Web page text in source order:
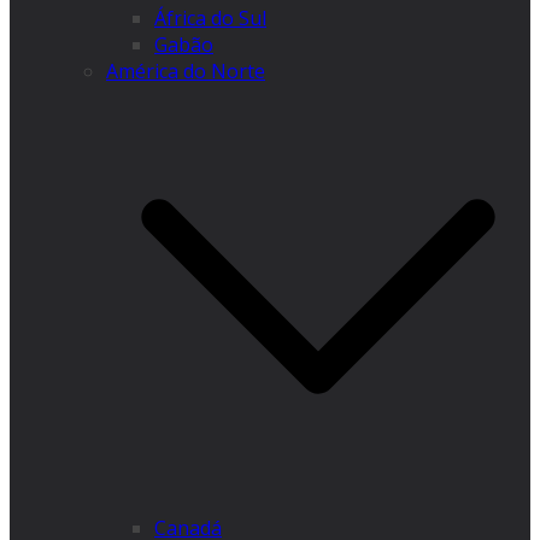
África do Sul
Gabão
América do Norte
Canadá